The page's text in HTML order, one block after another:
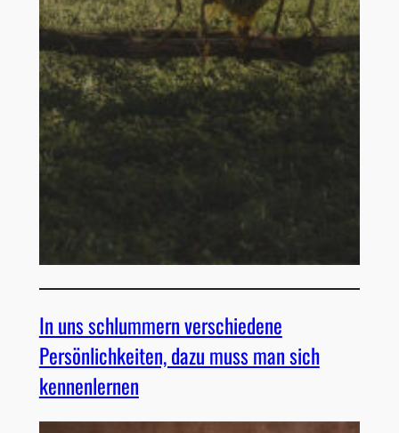
In uns schlummern verschiedene
Persönlichkeiten, dazu muss man sich
kennenlernen